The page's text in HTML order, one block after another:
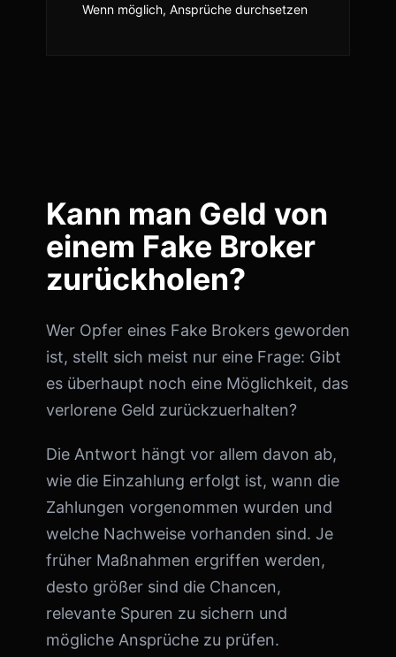
Wenn möglich, Ansprüche durchsetzen
Kann man Geld von
einem Fake Broker
zurückholen?
Wer Opfer eines Fake Brokers geworden
ist, stellt sich meist nur eine Frage: Gibt
es überhaupt noch eine Möglichkeit, das
verlorene Geld zurückzuerhalten?
Die Antwort hängt vor allem davon ab,
wie die Einzahlung erfolgt ist, wann die
Zahlungen vorgenommen wurden und
welche Nachweise vorhanden sind. Je
früher Maßnahmen ergriffen werden,
desto größer sind die Chancen,
relevante Spuren zu sichern und
mögliche Ansprüche zu prüfen.